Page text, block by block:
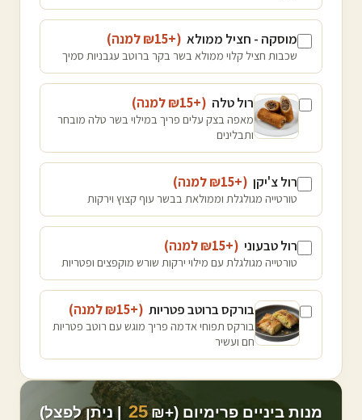
מוסקה - חציל ממולא (+₪
15 למנה)
שכבות חציל קלוי ממולא בשר בקר ברוטב עגבניות סמיך
רול טלה (+₪
15 למנה)
מאפה בצק עלים פריך במילוי בשר טלה מובחר
ותבלינים
רול צ'יקן (+₪
15 למנה)
טורטייה מגולגלת וממולאת בבשר עוף קצוץ וירקות
רול טבעוני (+₪
15 למנה)
טורטייה מגולגלת עם מילוי ירקות שורש מוקפצים ופטריות
בורקס ברוטב פטריות (+₪
15 למנה)
בורקס תפוחי אדמה פריך מוגש עם רוטב פטריות
חם ועשיר
מנות ביניים פרימיום (+₪ 25 | ניתן לפצל)